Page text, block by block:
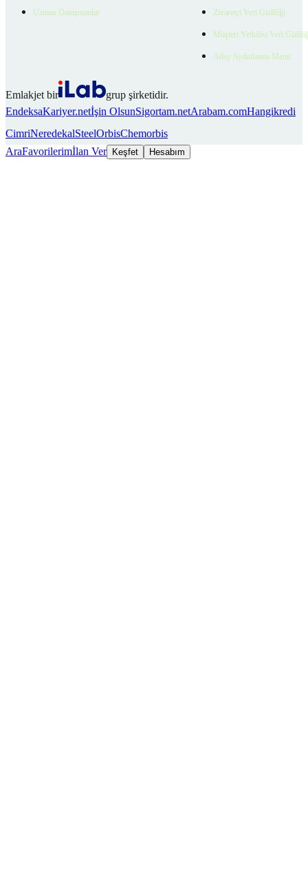
Uzman Danışmanlar Ziyaretçi Veri Gizliliği
Müşteri Yetkilisi Veri
Aday Aydınlatma Metni
Emlakjet bir
grup şirketidir.
EndeksaKariyer.netİşin OlsunSigortam.netArabam.comHangikredi
CimriNeredekalSteelOrbisChemorbis
AraFavorilerimİlan Ver Keşfet Hesabım